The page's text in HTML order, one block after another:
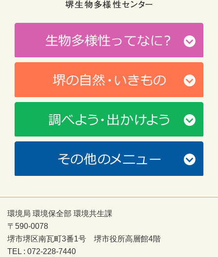
環境局 環境保全部 環境共生課
〒590-0078
堺市堺区南瓦町3番1号 堺市役所高層館4階
TEL : 072-228-7440